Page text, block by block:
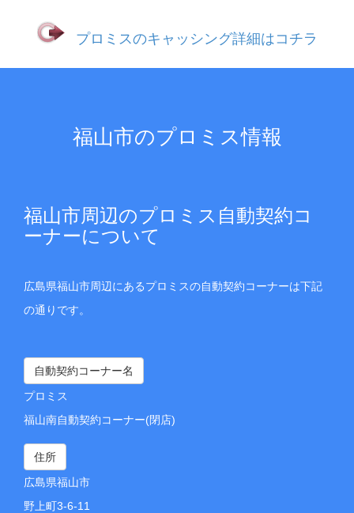
プロミスのキャッシング詳細はコチラ
福山市のプロミス情報
福山市周辺のプロミス自動契約コ
ーナーについて
広島県福山市周辺にあるプロミスの自動契約コーナーは下記
の通りです。
自動契約コーナー名
プロミス
福山南自動契約コーナー(閉店)
住所
広島県福山市
野上町3-6-11